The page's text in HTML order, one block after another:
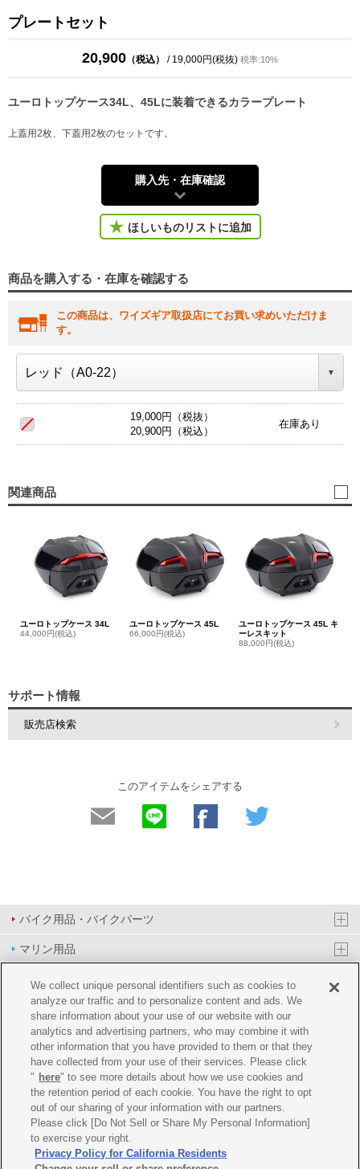
プレートセット
20,900 （税込） / 19,000円(税抜) 税率:10%
ユーロトップケース34L、45Lに装着できるカラープレート
上蓋用2枚、下蓋用2枚のセットです。
購入先・在庫確認
ほしいものリストに追加
商品を購入する・在庫を確認する
この商品は、ワイズギア取扱店にてお買い求めいただけま
す。
19,000円（税抜）
20,900円（税込）
在庫あり
関連商品
ユーロトップケース 34L
44,000円(税込)
ユーロトップケース 45L
66,000円(税込)
ユーロトップケース 45L キ
ーレスキット
88,000円(税込)
サポート情報
販売店検索
このアイテムをシェアする
バイク用品・バイクパーツ
マリン用品
PAS/YPJ用品
その他用品
イベント&エンターテイメント
オンラインショップ
企業情報
ご利用規約 推薦環境 プライバシーポリシー Cookie ポリシー
We collect unique personal identifiers such as cookies to
analyze our traffic and to personalize content and ads. We
share information about your use of our website with our
analytics and advertising partners, who may combine it with
other information that you have provided to them or that they
have collected from your use of their services. Please click
" here" to see more details about how we use cookies and
the retention period of each cookie. You have the right to opt
out of our sharing of your information with our partners.
Please click [Do Not Sell or Share My Personal Information]
to exercise your right.
Privacy Policy for California Residents